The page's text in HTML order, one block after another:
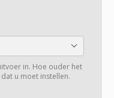
in. Hoe ouder het
u moet instellen.